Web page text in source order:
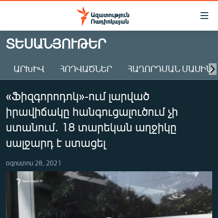
Մատչելիության
Անցնել
հիմնական
Անցնել
հիմնական
մենյուին
Որոնում
ԱԶԱՏՈՒԹՅՈՒՆ TV
ՀԱՅԱՍՏԱՆ
ԸՆՏՐՈՒԹՅՈՒՆՆԵՐ 2026
ԻՐԱՎՈՒՆՔ
ՀԱՍԱՐԱԿՈՒԹՅՈՒՆ
ՂԱՐԱԲԱՂ
ՊԱՏԵՐԱԶՄԻ 6 ՇԱԲԱԹՆԵՐԸ
ՏԱՐԱԾԱՇՐՋԱՆ
ՏԵՍԱՆՅՈՒԹԵՐ
ԱՐԽԻՎ ՀՈԴՎԱԾՆԵՐ ՀԱՂՈՐԴՄԱՆ ՄԱՍԻՆ
«Ֆիզգորոդոկ»-ում լարված
իրավիճակը հանգուցալուծում չի
ստանում. 18 տարեկան աղջիկը
սալջարդ է ստացել
օգոստոս 28, 2021